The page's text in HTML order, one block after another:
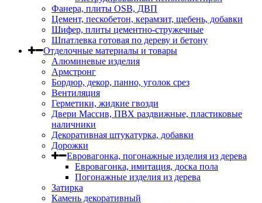
Фанера, плиты OSB, ДВП
Цемент, пескобетон, керамзит, щебень, добавки
Шифер, плиты цементно-стружечные
Шпатлевка готовая по дереву и бетону
Отделочные материалы и товары
Алюминевые изделия
Армстронг
Бордюр, декор, панно, уголок срез
Вентиляция
Герметики, жидкие гвозди
Двери Массив, ПВХ раздвижные, пластиковые
наличники
Декоративная штукатурка, добавки
Дорожки
Евровагонка, погонажные изделия из дерева
Евровагонка, имитация, доска пола
Погонажные изделия из дерева
Затирка
Камень декоративный